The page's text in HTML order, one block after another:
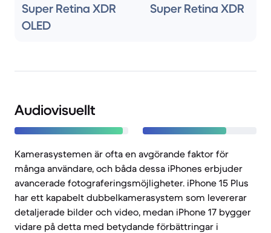
Super Retina XDR
OLED
Super Retina XDR
Audiovisuellt
Kamerasystemen är ofta en avgörande faktor för
många användare, och båda dessa iPhones erbjuder
avancerade fotograferingsmöjligheter. iPhone 15 Plus
har ett kapabelt dubbelkamerasystem som levererar
detaljerade bilder och video, medan iPhone 17 bygger
vidare på detta med betydande förbättringar i